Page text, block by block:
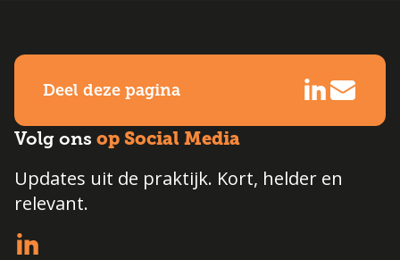
Deel deze pagina
Volg ons op Social Media
Updates uit de praktijk. Kort, helder en
relevant.